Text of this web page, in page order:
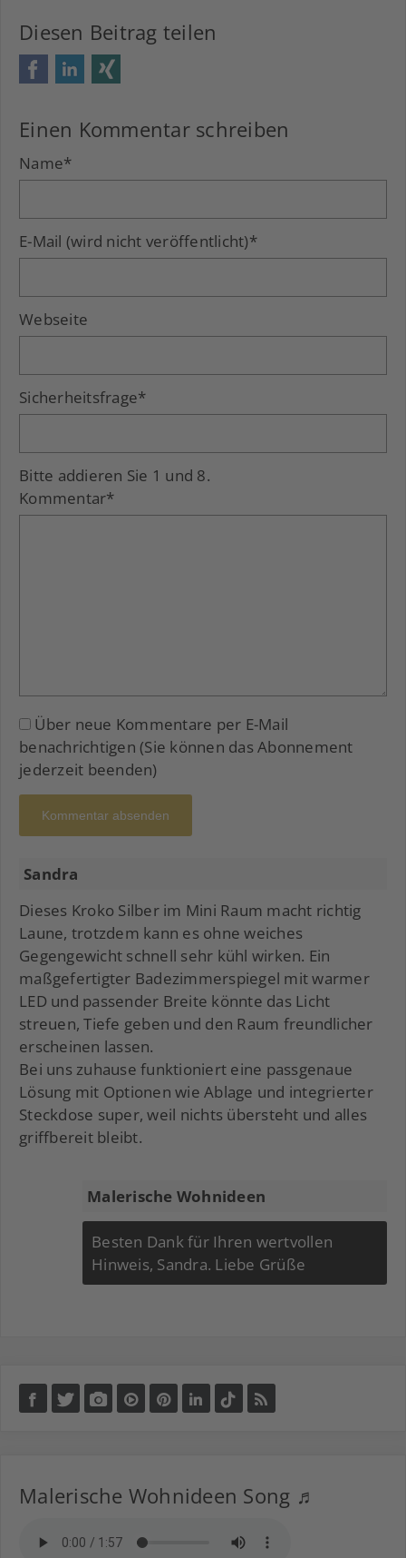
Diesen Beitrag teilen
FacebookLinkedIn
Einen Kommentar schreiben
Name*
E-Mail (wird nicht veröffentlicht)*
Webseite
Sicherheitsfrage*
Bitte addieren Sie 1 und 8.
Kommentar*
Über neue Kommentare per E-Mail
benachrichtigen (Sie können das Abonnement
jederzeit beenden)
Kommentar absenden
Sandra
Dieses Kroko Silber im Mini Raum macht richtig
Laune, trotzdem kann es ohne weiches
Gegengewicht schnell sehr kühl wirken. Ein
maßgefertigter Badezimmerspiegel mit warmer
LED und passender Breite könnte das Licht
streuen, Tiefe geben und den Raum freundlicher
erscheinen lassen.
Bei uns zuhause funktioniert eine passgenaue
Lösung mit Optionen wie Ablage und integrierter
Steckdose super, weil nichts übersteht und alles
griffbereit bleibt.
Malerische Wohnideen
Besten Dank für Ihren wertvollen
Hinweis, Sandra. Liebe Grüße
Malerische Wohnideen Song ♬